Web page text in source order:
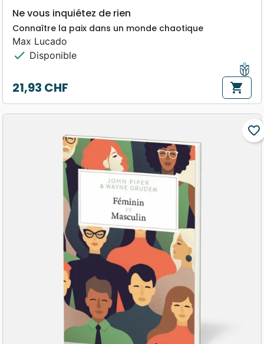
Ne vous inquiétez de rien
Connaître la paix dans un monde chaotique
Max Lucado
check Disponible
Prix
21,93 CHF shopping_cart
favorite_border